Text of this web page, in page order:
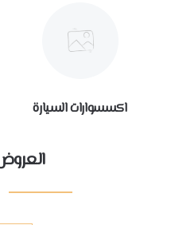
اكسسوارات السيارة